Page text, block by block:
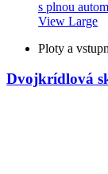
View Large
Ploty a
Dvojkrídlová